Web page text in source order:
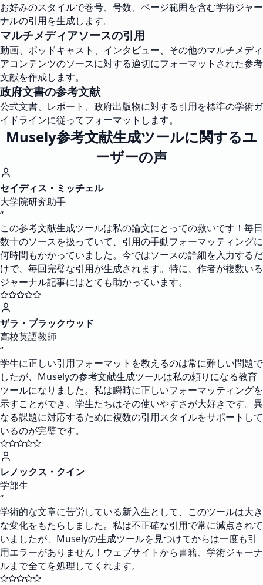
お好みのスタイルで巻号、号数、ページ範囲を含む学術ジャー
ナルの引用を生成します。
マルチメディアソースの引用
動画、ポッドキャスト、インタビュー、その他のマルチメディ
アコンテンツのソースに対する適切にフォーマットされた参考
文献を作成します。
政府文書の参考文献
公式文書、レポート、政府出版物に対する引用を標準の学術ガ
イドラインに従ってフォーマットします。
Musely参考文献生成ツールに関するユ
ーザーの声
セイディス・ミッチェル
大学院研究助手
“
この参考文献生成ツールは私の論文にとっての救いです！毎日
数十のソースを扱っていて、引用の手動フォーマッティングに
何時間もかかっていました。今ではソースの詳細を入力するだ
けで、毎回完璧な引用が生成されます。特に、作者が複数いる
ジャーナル記事にはとても助かっています。
ザラ・ブラックウッド
高校英語教師
“
学生に正しい引用フォーマットを教えるのは常に難しい問題で
したが、Muselyの参考文献生成ツールは私の頼りになる教育
ツールになりました。私は瞬時に正しいフォーマッティングを
示すことができ、学生たちはその使いやすさが大好きです。異
なる課題に対応するために複数の引用スタイルをサポートして
いるのが完璧です。
レノックス・クイン
学部生
“
学術的な文章に苦労している新入生として、このツールは大き
な変化をもたらしました。私は不正確な引用で常に減点されて
いましたが、Muselyの生成ツールを見つけてからは一度も引
用エラーがありません！ウェブサイトから書籍、学術ジャーナ
ルまで全てを処理してくれます。